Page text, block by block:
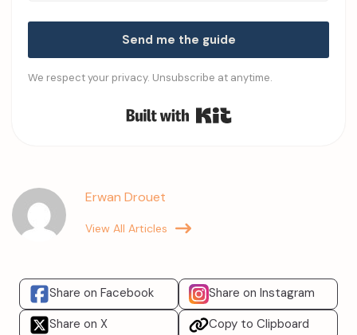
Send me the guide
We respect your privacy. Unsubscribe at anytime.
Erwan Drouet
View All Articles
Share on Facebook
Share on Instagram
Share on X
Copy to Clipboard